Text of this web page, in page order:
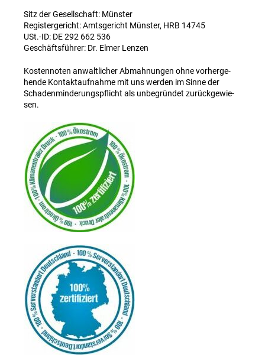
Sitz der Gesellschaft: Münster
Registergericht: Amtsgericht Münster, HRB 14745
USt.-ID: DE 292 662 536
Geschäftsführer: Dr. Elmer Lenzen
Kos­ten­no­ten anwalt­li­cher Abmah­nun­gen ohne vor­her­ge­
hende Kon­takt­auf­nahme mit uns werden im Sinne der
Scha­den­min­de­rungs­pflicht als unbe­grün­det zurück­ge­wie­
sen.